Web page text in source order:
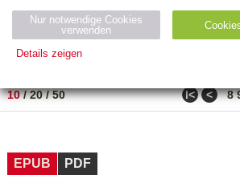
Neuerscheinung
PREIS
10/20/50 ǀ< < 8
EPUB PDF
Nur notwendige Cookies
verwenden
Details zeigen
Name Zweck
ESSION
_ID
verlag.
de